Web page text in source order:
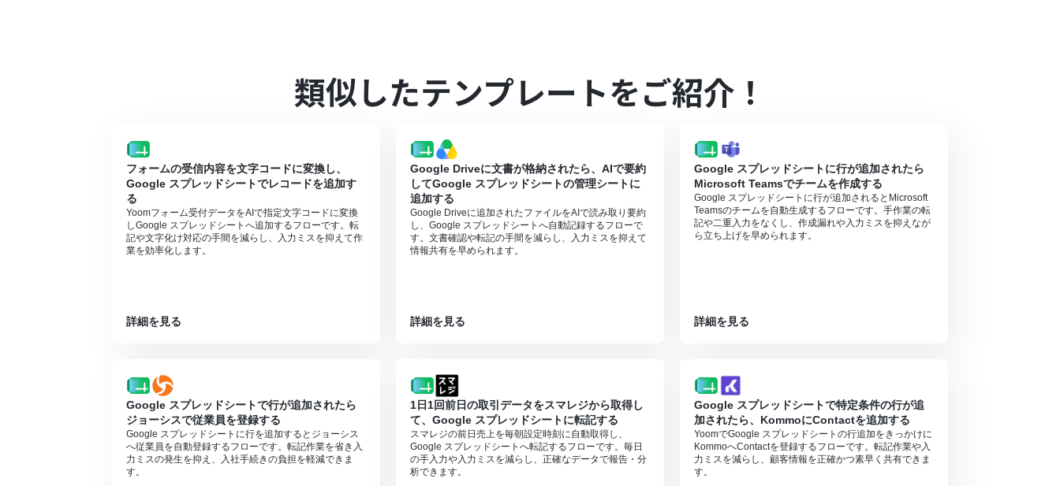
プランによって最短の起動間隔が異なりますので、ご注意ください。
Microsoft365（旧Office365）には、家庭向けプランと一般法人向けプラン（Microsoft365 Business）があり、一般法人向けプランに加入していない場合には認証
類似したテンプレートをご紹介！
フォームの受信内容を文字コードに変換し、
Google スプレッドシートでレコードを追加す
る
Yoomフォーム受付データをAIで指定文字コードに変換
しGoogle スプレッドシートへ追加するフローです。転
記や文字化け対応の手間を減らし、入力ミスを抑えて作
業を効率化します。
詳細を見る
Google Driveに文書が格納されたら、AIで要約
してGoogle スプレッドシートの管理シートに
追加する
Google Driveに追加されたファイルをAIで読み取り要約
し、Google スプレッドシートへ自動記録するフローで
す。文書確認や転記の手間を減らし、入力ミスを抑えて
情報共有を早められます。
詳細を見る
Google スプレッドシートに行が追加されたら
Microsoft Teamsでチームを作成する
Google スプレッドシートに行が追加されるとMicrosoft
Teamsのチームを自動生成するフローです。手作業の転
記や二重入力をなくし、作成漏れや入力ミスを抑えなが
ら立ち上げを早められます。
詳細を見る
Google スプレッドシートで行が追加されたら
ジョーシスで従業員を登録する
Google スプレッドシートに行を追加するとジョーシス
へ従業員を自動登録するフローです。転記作業を省き入
力ミスの発生を抑え、入社手続きの負担を軽減できま
す。
1日1回前日の取引データをスマレジから取得し
て、Google スプレッドシートに転記する
スマレジの前日売上を毎朝設定時刻に自動取得し、
Google スプレッドシートへ転記するフローです。毎日
の手入力や入力ミスを減らし、正確なデータで報告・分
析できます。
Google スプレッドシートで特定条件の行が追
加されたら、KommoにContactを追加する
YoomでGoogle スプレッドシートの行追加をきっかけに
KommoへContactを登録するフローです。転記作業や入
力ミスを減らし、顧客情報を正確かつ素早く共有できま
す。